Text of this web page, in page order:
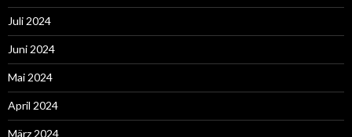
Juli 2024
Juni 2024
Mai 2024
April 2024
März 2024